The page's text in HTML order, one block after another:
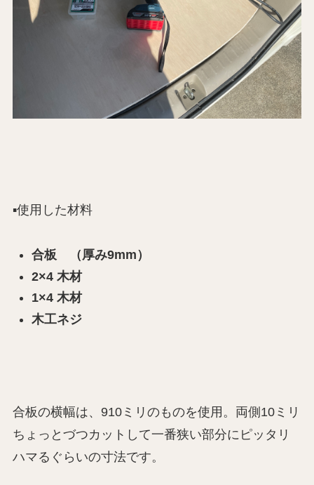
▪️使用した材料
合板 （厚み9mm）
2×4 木材
1×4 木材
木工ネジ
合板の横幅は、910ミリのものを使用。両側10ミリ
ちょっとづつカットして一番狭い部分にピッタリ
ハマるぐらいの寸法です。